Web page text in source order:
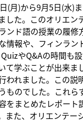
(月)から9月5日(水)
した。このオリエ
ンド語の授業の履
情報や、フィンラ
やQ&Aの時間も
て学ぶことが出来
われました。この
ものでした。これ
をまとめたレポー
また、オリエンテ